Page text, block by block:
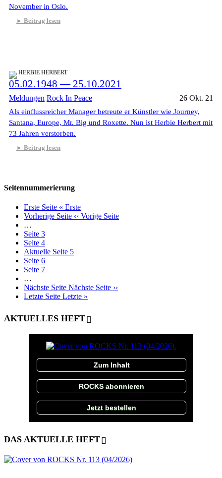
November in Oslo.
Beitrag lesen
HERBIE HERBERT
05.02.1948 — 25.10.2021
Meldungen Rock In Peace 26 Okt. 21
Als einflussreicher Manager betreute er Künstler wie Journey,
Santana, Europe, Mr. Big und Roxette. Nun ist Herbie Herbert mit
73 Jahren verstorben.
Beitrag lesen
Seitennummerierung
Erste Seite « Erste
Vorherige Seite ‹‹ Vorige Seite
…
Seite 3
Seite 4
Aktuelle Seite 5
Seite 6
Seite 7
…
Nächste Seite Nächste Seite ››
Letzte Seite Letzte »
AKTUELLES HEFT
Zum Inhalt
ROCKS abonnieren
Jetzt bestellen
DAS AKTUELLE HEFT